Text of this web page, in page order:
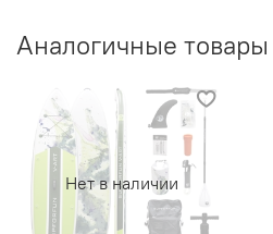
Аналогичные товары
Нет в наличии